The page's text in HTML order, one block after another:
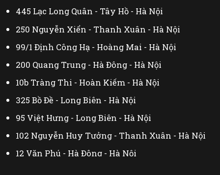
445 Lạc Long Quân - Tây Hồ - Hà Nội
250 Nguyễn Xiển - Thanh Xuân - Hà Nội
99/1 Định Công Hạ - Hoàng Mai - Hà Nội
200 Quang Trung - Hà Đông - Hà Nội
10b Tràng Thi - Hoàn Kiếm - Hà Nội
325 Bồ Đề - Long Biên - Hà Nội
95 Việt Hưng - Long Biên - Hà Nội
102 Nguyễn Huy Tưởng - Thanh Xuân - Hà Nội
12 Văn Phú - Hà Đông - Hà Nội